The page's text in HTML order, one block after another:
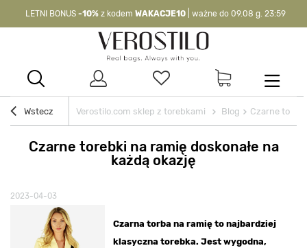
LETNI BONUS -10% z kodem WAKACJE10 | ważne do 09.08 g. 23:59
WAKACJE10| nie dotyczy produktów z flagą OKAZJA >
Wstecz Verostilo.com sklep z torebkami Blog Czarne
Czarne torebki na ramię doskonałe na
każdą okazję
2023-04-03
Czarna torba na ramię to najbardziej
klasyczna torebka. Jest wygodna,